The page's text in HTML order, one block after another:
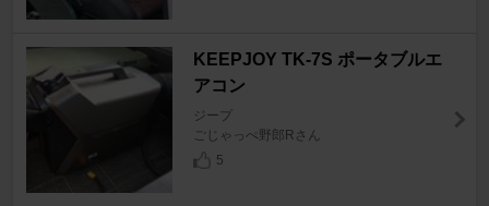
KEEPJOY TK-7S ポータブルエ
アコン
ジープ
ごじゃっぺ野郎Rさん
5